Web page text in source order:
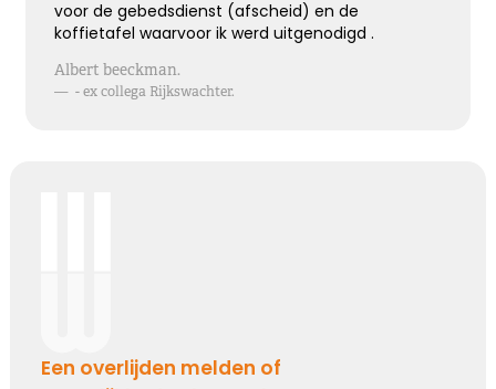
voor de gebedsdienst (afscheid) en de
koffietafel waarvoor ik werd uitgenodigd .
Albert beeckman.
— - ex collega Rijkswachter.
Terugdenken met sterkte
Een overlijden melden of